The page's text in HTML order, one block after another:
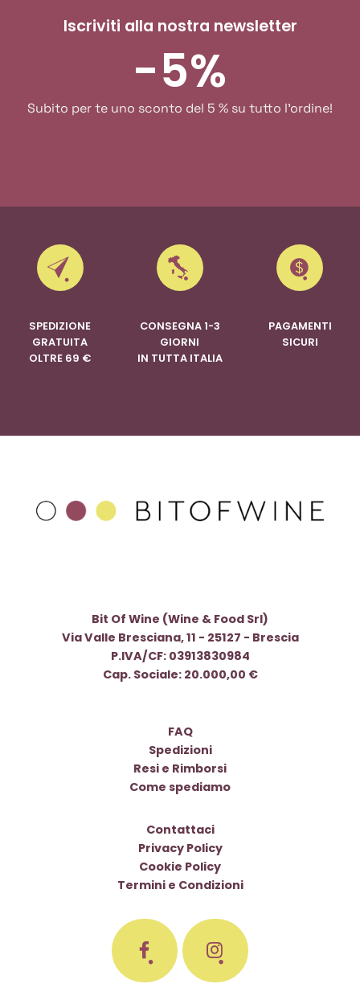
Iscriviti alla nostra newsletter
-5%
Subito per te uno sconto del 5 % su tutto l'ordine!
SPEDIZIONE
GRATUITA
OLTRE 69 €
CONSEGNA 1-3
GIORNI
IN TUTTA ITALIA
PAGAMENTI
SICURI
Bit Of Wine (Wine & Food Srl)
Via Valle Bresciana, 11 - 25127 - Brescia
P.IVA/CF: 03913830984
Cap. Sociale: 20.000,00 €
FAQ
Spedizioni
Resi e Rimborsi
Come spediamo
Contattaci
Privacy Policy
Cookie Policy
Termini e Condizioni